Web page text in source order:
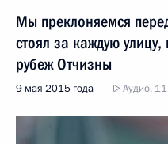
Мы преклоняемся
стоял за каждую
рубеж Отчизны
9 мая 2015 года Аудио,